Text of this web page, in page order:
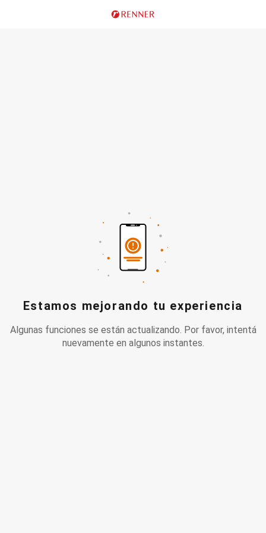
Estamos mejorando tu experiencia
Algunas funciones se están actualizando. Por favor, intentá
nuevamente en algunos instantes.